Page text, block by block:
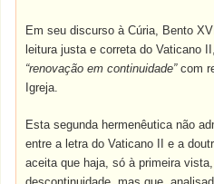
Em seu discurso à Cúria, Bento
leitura justa e correta do Vaticano
“renovação em continuidade”com
Igreja.
Esta segunda hermenêutica não
entre a letra do Vaticano II e a
aceita que haja, só à primeira